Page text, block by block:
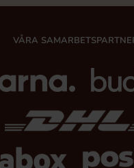
VÅRA